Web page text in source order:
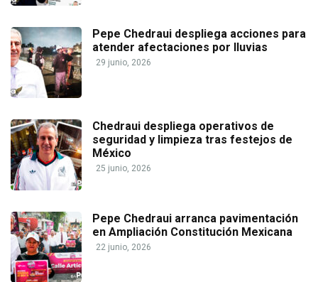
Pepe Chedraui despliega acciones para
atender afectaciones por lluvias
29 junio, 2026
Chedraui despliega operativos de
seguridad y limpieza tras festejos de
México
25 junio, 2026
Pepe Chedraui arranca pavimentación
en Ampliación Constitución Mexicana
22 junio, 2026